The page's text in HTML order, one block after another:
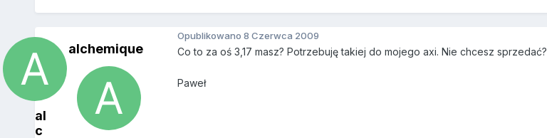
al
c
alchemique
Opublikowano 8 Czerwca 2009
Co to za oś 3,17 masz? Potrzebuję takiej do mojego axi. Nie chcesz sprzedać?
Paweł